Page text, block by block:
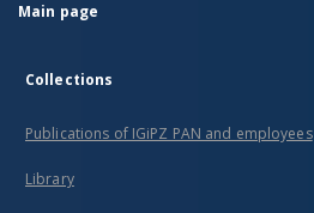
Main page
Collections
Publications of IGiPZ PAN and employees
Library